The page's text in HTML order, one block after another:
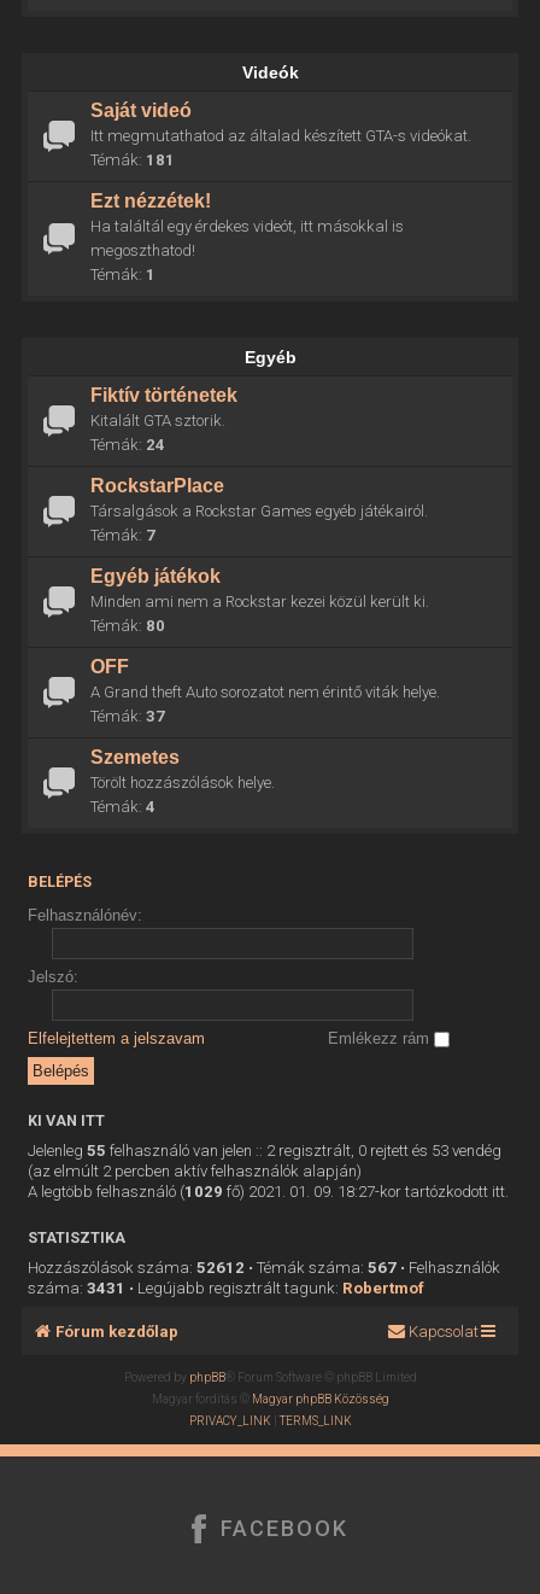
Videók
Saját videó
Itt megmutathatod az általad készített GTA-s videókat.
Témák: 181
Ezt nézzétek!
Ha találtál egy érdekes videót, itt másokkal is
megoszthatod!
Témák: 1
Egyéb
Fiktív történetek
Kitalált GTA sztorik.
Témák: 24
RockstarPlace
Társalgások a Rockstar Games egyéb játékairól.
Témák: 7
Egyéb játékok
Minden ami nem a Rockstar kezei közül került ki.
Témák: 80
OFF
A Grand theft Auto sorozatot nem érintő viták helye.
Témák: 37
Szemetes
Törölt hozzászólások helye.
Témák: 4
BELÉPÉS
Felhasználónév:
Jelszó:
Elfelejtettem a jelszavam Emlékezz rám
KI VAN ITT
Jelenleg 55 felhasználó van jelen :: 2 regisztrált, 0 rejtett és 53 vendég
(az elmúlt 2 percben aktív felhasználók alapján)
A legtöbb felhasználó (1029 fő) 2021. 01. 09. 18:27-kor tartózkodott itt.
STATISZTIKA
Hozzászólások száma: 52612 • Témák száma: 567• Felhasználók
száma: 3431 • Legújabb regisztrált tagunk: Robertmof
Fórum kezdőlap Kapcsolat
Powered by phpBB® Forum Software © phpBB Limited
Magyar fordítás © Magyar phpBB Közösség
PRIVACY_LINK |TERMS_LINK
FACEBOOK